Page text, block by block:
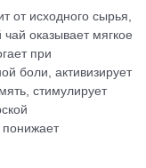
от исходного сырья,
чай оказывает мягкое
при
боли, активизирует
стимулирует